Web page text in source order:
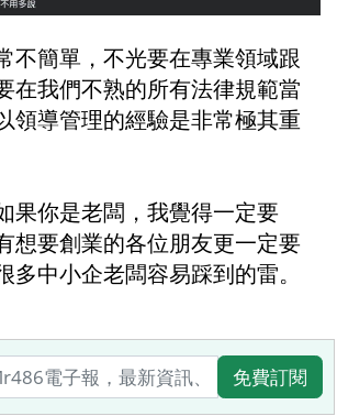
不簡單，不光要在專業領域跟
在我們不熟的所有法律規範當
領導管理的經驗是非常極其重
果你是老闆，我覺得一定要
想要創業的各位朋友更一定要
多中小企老闆容易踩到的雷。
免費訂閱